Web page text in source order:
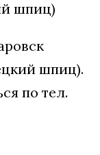
шпиц).
по тел.